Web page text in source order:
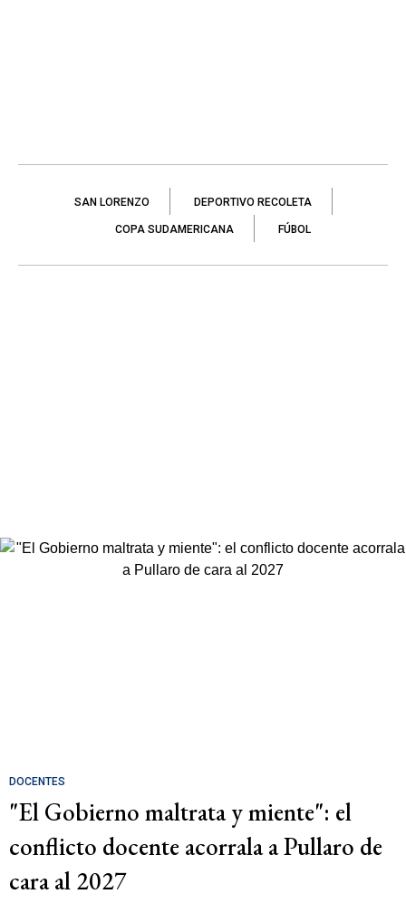
SAN LORENZO DEPORTIVO RECOLETA
COPA SUDAMERICANA FÚBOL
DOCENTES
"El Gobierno maltrata y miente": el
conflicto docente acorrala a Pullaro de
cara al 2027